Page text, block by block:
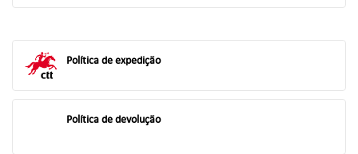
Política de expedição
Política de devolução